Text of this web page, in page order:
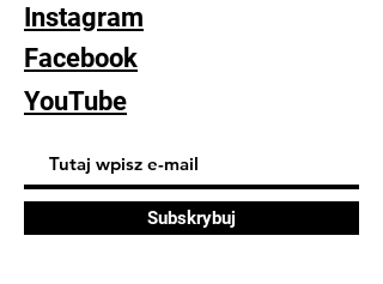
inPost dwa razy w tygodniu)
Instagram
Facebook
YouTube
Subskrybuj